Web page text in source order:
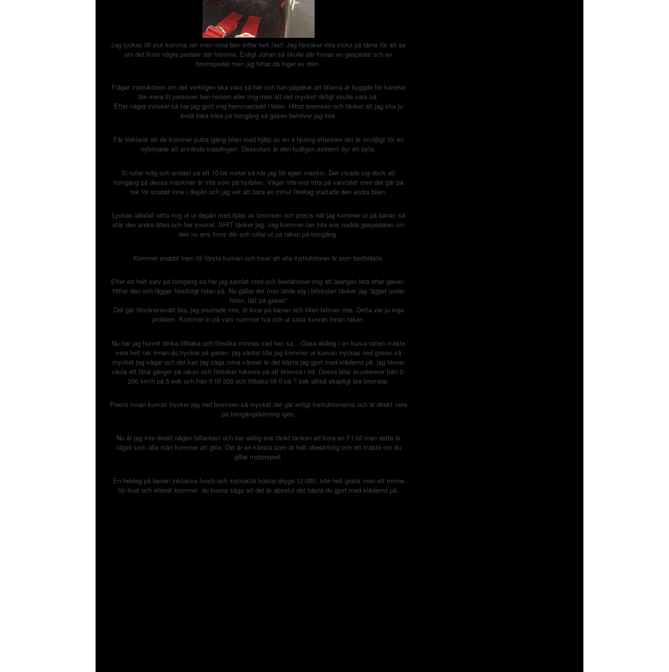
Jag lyckas till slut komma ner men mina ben sitter helt fast! Jag försöker röra vicka på tårna för att se
om det finns några pedaler där framme. Enligt Johan så skulle där finnas en gaspedal och en
bromspedal men jag hittar då inget av dom.
Frågar instruktören om det verkligen ska vara så här och han påpekar att bilarna är byggde för kanske
lite mera fit personer han honom eller mig men att det mycket riktigt skulle vara så.
Efter några minuter så har jag gjort mig hemmastadd i bilen. Hittat bromsen och tänker att jag ska ju
ändå bara köra på tomgång så gasen behöver jag inte.
Får förklarat att de kommer putta igång bilen med hjälp av en 4 hjuling eftersom det är omöjligt för en
nybörjade att använda kopplingen. Dessutom är den tydligen extremt dyr att byta.
Vi rullar iväg och endast på ett 10-tal meter så kör jag för egen maskin. Det visade sig dock att
tomgång på dessa maskiner är inte som på hyrbilen. Vågar inte ens titta på varvtalet men det går på
tok för snabbt inne i depån och jag vet att bara en minut företag startade den andra bilen.
Lyckas iallafall ratta mig ut ur depån med hjälp av bromsen och precis när jag kommer ut på banan så
står den andra bilen och har snurrat. SHIT tänker jag. Jag kommer fan inte ens nudda gaspedalen om
den nu ens finns där och rullar ut på rakan på tomgång.
Kommer snabbt fram till första kurvan och inser att alla instruktioner är som bortblåsta.
Efter ett helt varv på tomgång så har jag samlat mod och bestämmer mig att återigen leta efter gasen.
Hittar den och lägger försiktigt foten på. Nu gäller det man lärde sig i bilskolan tänker jag ”ägget under
foten, lätt på gasen”
Det går förvånansvärt bra, jag snurrade inte, är kvar på banan och bilen brinner inte. Detta var ju inga
problem. Kommer in på varv nummer två och ut sista kurvan innan rakan.
Nu har jag hunnit tänka tillbaka och försöka minnas vad han sa.. -Gasa aldrig i en kurva ratten måste
vara helt rak innan du trycker på gasen. jag väntar tills jag kommer ur kurvan tryckas ned gasen så
mycket jag vågar och det kan jag säga mina vänner är det bästa jag gjort med kläderna på. jag hinner
växla ett fåtal gånger på rakan och försöker foksera på att bromsa i tid. Dessa bilar accelererar från 0-
200 km/h på 5 sek och från 0 till 200 och tillbaka till 0 på 7 sek alltså skapligt bra bromsar.
Precis innan kurvan trycker jag ned bromsen så mycket det går enligt instruktionerna och är direkt nere
på tomgångskörning igen.
Nu är jag inte direkt någon bilfantast och har aldrig ens tänkt tanken att köra en F1 bil men detta är
något som alla män kommer att gilla. Det är en känsla som är helt obeskrivlig och ett måste om du
gillar motorsport.
En heldag på banan inklusive lunch och instruktör kostar dryga 12.000. Inte helt gratis men ett minne
för livet och efteråt kommer du kunna säga att det är absolut det bästa du gjort med kläderna på.